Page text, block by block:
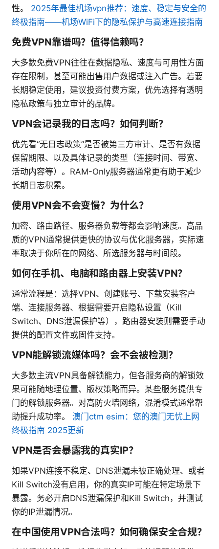
性。 2025年最佳机场vpn推荐：速度、稳定与安全的
终极指南——机场WiFi下的隐私保护与高速连接指南
免费VPN靠谱吗？值得信赖吗？
大多数免费VPN往往在数据隐私、速度与可用性方面
存在限制，甚至可能出售用户数据或注入广告。若要
长期稳定使用，建议投资付费方案，优先选择有透明
隐私政策与独立审计的品牌。
VPN会记录我的日志吗？如何判断？
优先看“无日志政策”是否被第三方审计、是否有数据
保留期限、以及具体记录的类型（连接时间、带宽、
活动内容等）。RAM-Only服务器通常更有助于减少
长期日志积累。
使用VPN会不会变慢？为什么？
加密、路由路径、服务器负载等都会影响速度。高品
质的VPN通常提供更快的协议与优化服务器，实际速
率取决于你所在的网络、所选服务器与时间段。
如何在手机、电脑和路由器上安装VPN？
通常流程是：选择VPN、创建账号、下载安装客户
端、连接服务器、根据需要开启隐私设置（Kill
Switch、DNS泄漏保护等），路由器安装则需要手动
提供的配置文件或固件支持。
VPN能解锁流媒体吗？会不会被检测？
大多数主流VPN具备解锁能力，但各服务商的解锁效
果可能随地理位置、版权策略而异。某些服务提供专
门的解锁服务器。对高防火墙网络，混淆模式通常帮
助提升成功率。 澳门ctm esim：您的澳门无忧上网
终极指南 2025更新
VPN是否会暴露我的真实IP？
如果VPN连接不稳定、DNS泄漏未被正确处理、或者
Kill Switch没有启用，你的真实IP可能在特定场景下
暴露。务必开启DNS泄漏保护和Kill Switch，并测试
你的IP泄漏情况。
在中国使用VPN合法吗？如何确保安全合规？